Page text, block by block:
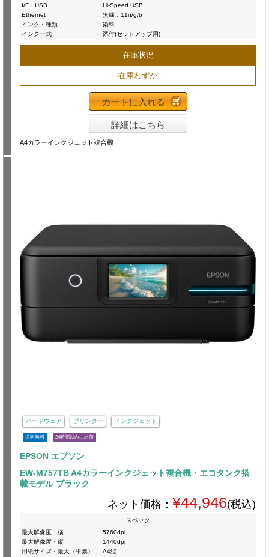
I/F・USB
:
Hi-Speed USB
Ethernet
:
無線：11n/g/b
インク・種類
:
染料
インク一式
: 添付(セットアップ用)
在庫状況
在庫わずか
カートに入れる
詳細はこちら
A4カラーインクジェット複合機
ハードウェア プリンター インクジェット
送料無料 24時間以内に出荷
EPSON エプソン
EW-M757TB A4カラーインクジェット複合機・エコタンク搭
載モデル ブラック
ネット価格： ¥44,946(税込)
スペック
最大解像度・横
:
5760dpi
最大解像度・縦
:
1440dpi
用紙サイズ・最大（単票）
:
A4縦